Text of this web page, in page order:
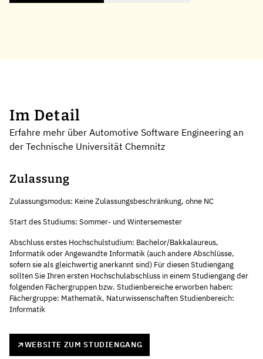
Im Detail
Erfahre mehr über Automotive Software Engineering an
der Technische Universität Chemnitz
Zulassung
Zulassungsmodus: Keine Zulassungsbeschränkung, ohne NC
Start des Studiums: Sommer- und Wintersemester
Abschluss erstes Hochschulstudium: Bachelor/Bakkalaureus,
Informatik oder Angewandte Informatik (auch andere Abschlüsse,
sofern sie als gleichwertig anerkannt sind) Für diesen Studiengang
sollten Sie Ihren ersten Hochschulabschluss in einem Studiengang der
folgenden Fächergruppen bzw. Studienbereiche erworben haben:
Fächergruppe: Mathematik, Naturwissenschaften Studienbereich:
Informatik
WEBSITE ZUM STUDIENGANG